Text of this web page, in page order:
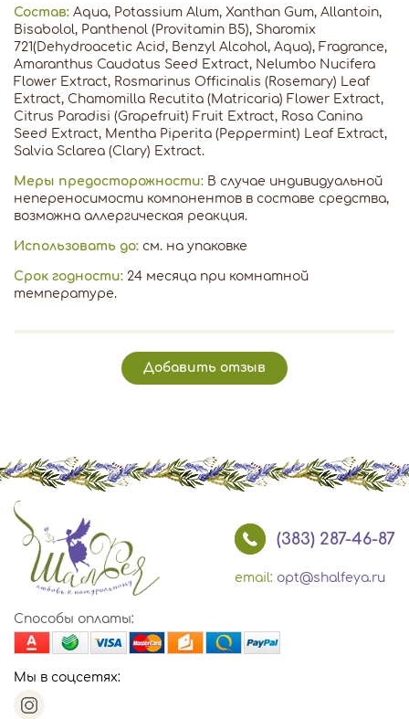
Состав: Aqua, Potassium Alum, Xanthan Gum, Allantoin,
Bisabolol, Panthenol (Provitamin B5), Sharomix
721(Dehydroacetic Acid, Benzyl Alcohol, Aqua), Fragrance,
Amaranthus Caudatus Seed Extract, Nelumbo Nucifera
Flower Extract, Rosmarinus Officinalis (Rosemary) Leaf
Extract, Chamomilla Recutita (Matricaria) Flower Extract,
Citrus Paradisi (Grapefruit) Fruit Extract, Rosa Canina
Seed Extract, Mentha Piperita (Peppermint) Leaf Extract,
Salvia Sclarea (Clary) Extract.
Меры предосторожности: В случае индивидуальной
непереносимости компонентов в составе средства,
возможна аллергическая реакция.
Использовать до: см. на упаковке
Срок годности: 24 месяца при комнатной
температуре.
Добавить отзыв
(383) 287-46-87
email: opt@shalfeya.ru
Способы оплаты:
Мы в соцсетях: